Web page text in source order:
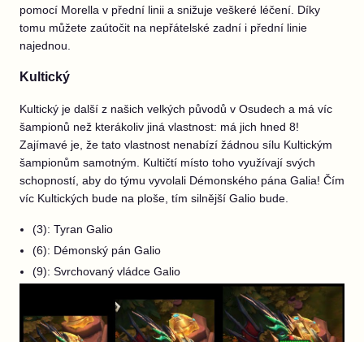
pomocí Morella v přední linii a snižuje veškeré léčení. Díky
tomu můžete zaútočit na nepřátelské zadní i přední linie
najednou.
Kultický
Kultický je další z našich velkých původů v Osudech a má víc
šampionů než kterákoliv jiná vlastnost: má jich hned 8!
Zajímavé je, že tato vlastnost nenabízí žádnou sílu Kultickým
šampionům samotným. Kultičtí místo toho využívají svých
schopností, aby do týmu vyvolali Démonského pána Galia! Čím
víc Kultických bude na ploše, tím silnější Galio bude.
(3): Tyran Galio
(6): Démonský pán Galio
(9): Svrchovaný vládce Galio